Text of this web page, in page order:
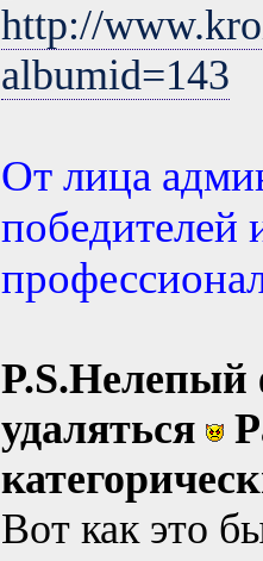
http://
albumid=143
От лица
победителей
P.S.Нелепый
удаляться
Вот как это